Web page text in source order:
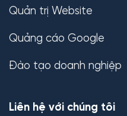
Quản trị Website
Quảng cáo Google
Đào tạo doanh nghiệp
Liên hệ với chúng tôi